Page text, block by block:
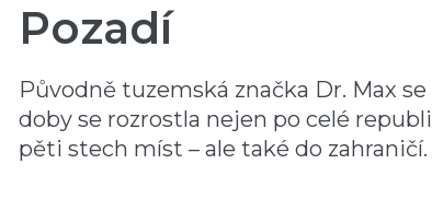
Pozadí
Původně tuzemská značka Dr. Max
doby se rozrostla nejen po celé
pěti stech míst – ale také do zahraničí.